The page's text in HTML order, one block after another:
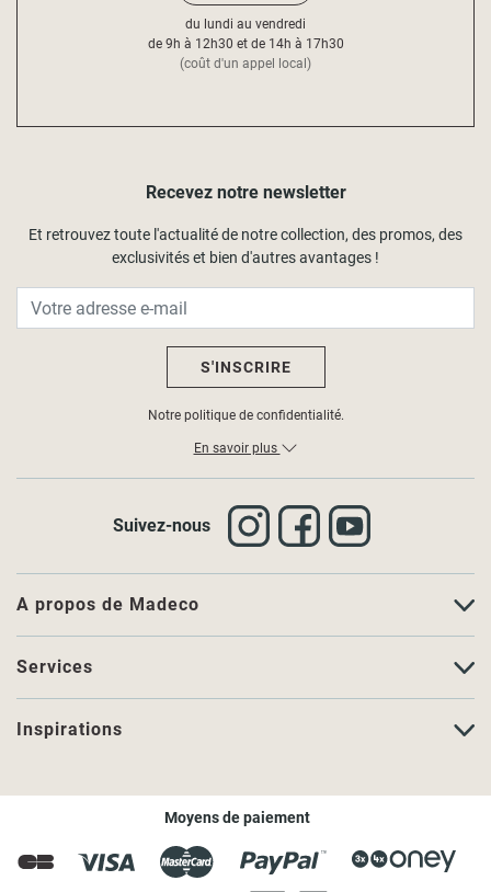
A propos de Madeco
Services
Inspirations
Recevez notre newsletter
Et retrouvez toute l'actualité de notre collection, des promos, des
exclusivités et bien d'autres avantages !
S'INSCRIRE
Notre politique de confidentialité.
En savoir plus
Suivez-nous
du lundi au vendredi
de 9h à 12h30 et de 14h à 17h30
(coût d'un appel local)
Moyens de paiement